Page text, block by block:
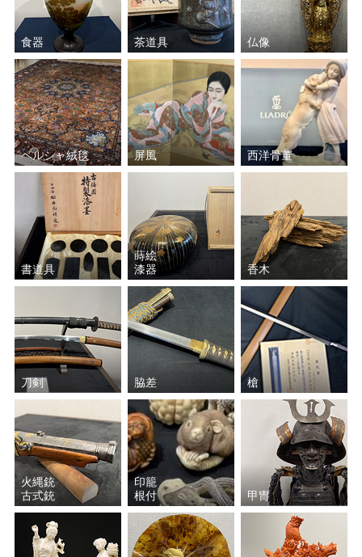
東山 魁夷 金澤 翔子
福田 平八郎 中島 潔
大山 忠作 小野 竹喬
池田 遙邨 尾形 光琳
鏑木 清方 平山 郁夫
志村 立美 山川 秀峰
富永 青鱗
速水 御舟
北野 恒富 酒井 抱一
奥村 土牛 篠田 桃紅
橋本 雅邦 富岡 鉄斎
福井 江太郎 片岡 球子
伊藤 若冲 田能村 直入
食器 茶道具 仏像
ペルシャ絨毯 屏風 西洋骨董
書道具
蒔絵
漆器
香木
刀剣 脇差 槍
火縄銃
古式銃
印籠
根付
甲冑